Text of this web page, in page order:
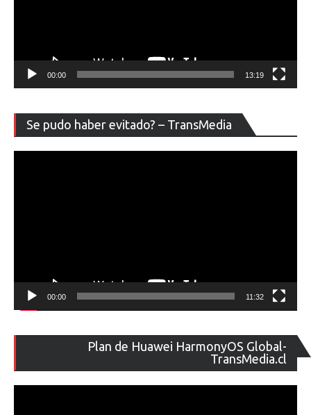
00:00 13:19
Se pudo haber evitado? – TransMedia
de
00:00 11:32
Plan de Huawei HarmonyOS Global-
TransMedia.cl
de